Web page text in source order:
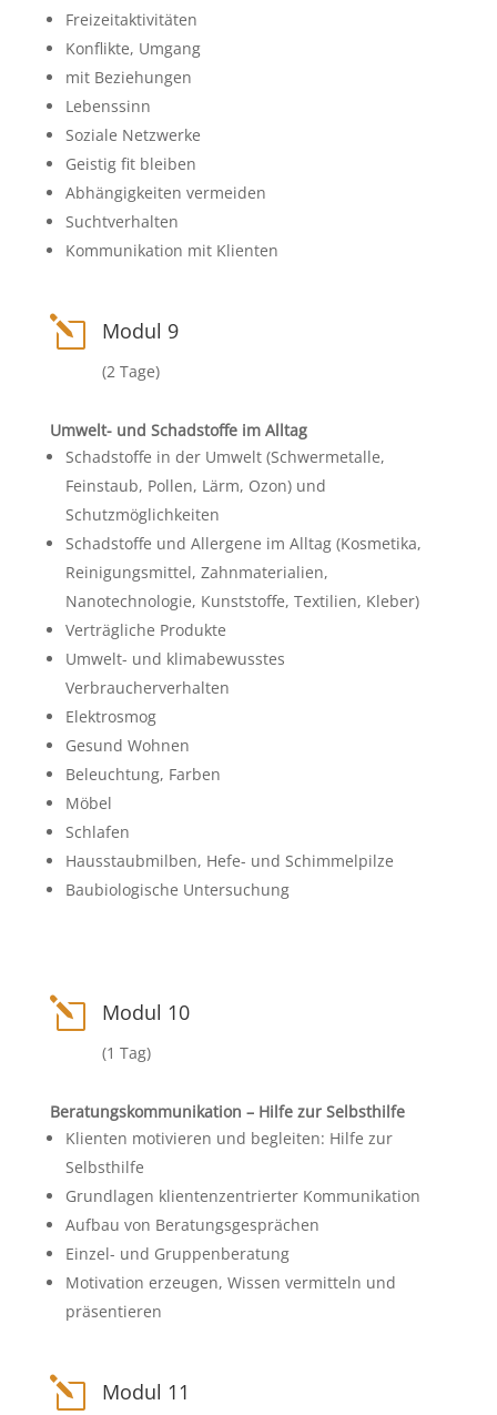
Freizeitaktivitäten
Konflikte, Umgang
mit Beziehungen
Lebenssinn
Soziale Netzwerke
Geistig fit bleiben
Abhängigkeiten vermeiden
Suchtverhalten
Kommunikation mit Klienten
l Modul 9
(2 Tage)
Umwelt- und Schadstoffe im Alltag
Schadstoffe in der Umwelt (Schwermetalle,
Feinstaub, Pollen, Lärm, Ozon) und
Schutzmöglichkeiten
Schadstoffe und Allergene im Alltag (Kosmetika,
Reinigungsmittel, Zahnmaterialien,
Nanotechnologie, Kunststoffe, Textilien, Kleber)
Verträgliche Produkte
Umwelt- und klimabewusstes
Verbraucherverhalten
Elektrosmog
Gesund Wohnen
Beleuchtung, Farben
Möbel
Schlafen
Hausstaubmilben, Hefe- und Schimmelpilze
Baubiologische Untersuchung
l Modul 10
(1 Tag)
Beratungskommunikation – Hilfe zur Selbsthilfe
Klienten motivieren und begleiten: Hilfe zur
Selbsthilfe
Grundlagen klientenzentrierter Kommunikation
Aufbau von Beratungsgesprächen
Einzel- und Gruppenberatung
Motivation erzeugen, Wissen vermitteln und
präsentieren
l Modul 11